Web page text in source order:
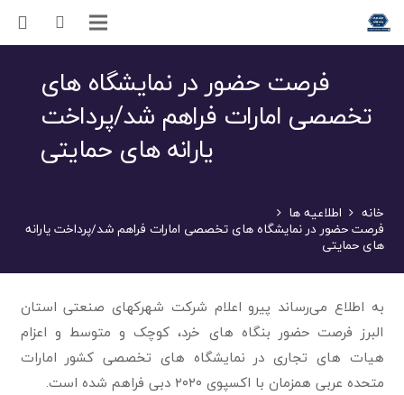
فرصت حضور در نمایشگاه های
تخصصی امارات فراهم شد/پرداخت
یارانه های حمایتی
خانه اطلاعیه ها
فرصت حضور در نمایشگاه های تخصصی امارات فراهم شد/پرداخت یارانه
های حمایتی
به اطلاع می‌رساند پیرو اعلام شرکت شهرکهای صنعتی استان
البرز فرصت حضور بنگاه های خرد، کوچک و متوسط و اعزام
هیات های تجاری در نمایشگاه های تخصصی کشور امارات
متحده عربی همزمان با اکسپوی ۲۰۲۰ دبی فراهم شده است.